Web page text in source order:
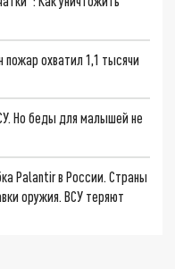
пожар охватил 1,1 тысячи
Но беды для малышей не
Palantir в России. Страны
оружия. ВСУ теряют